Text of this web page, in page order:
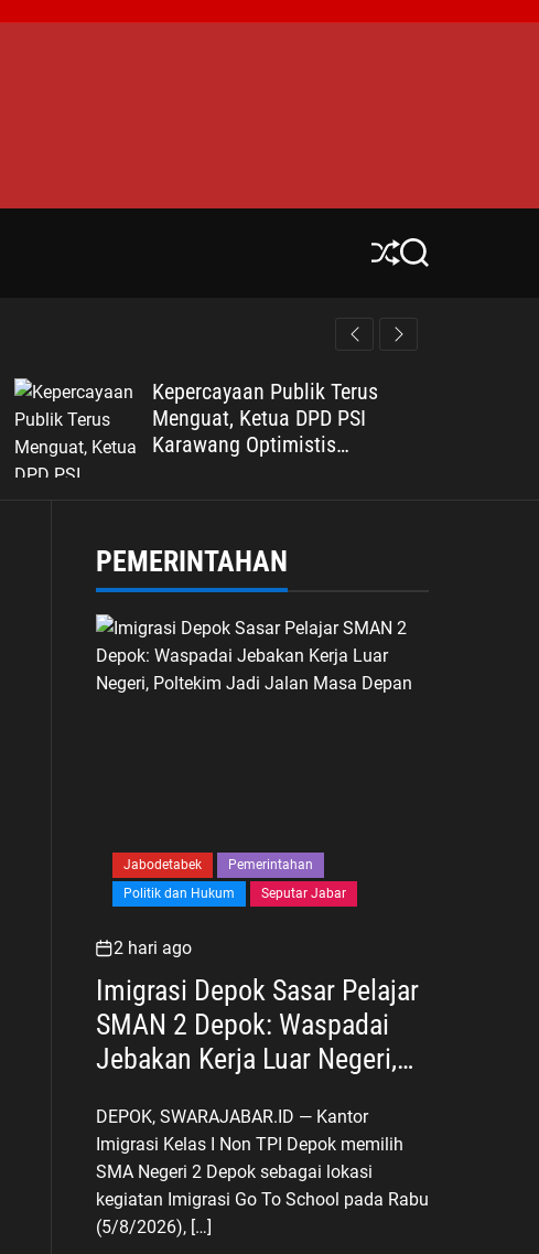
S
S
r
Kepercayaan Publik Terus
Menguat, Ketua DPD PSI
Karawang Optimistis
PEMERINTAHAN
Jabodetabek
Pemerintahan
Politik dan Hukum
Seputar Jabar
2 hari ago
Imigrasi Depok Sasar Pelajar
SMAN 2 Depok: Waspadai
Jebakan Kerja Luar Negeri,
Depan
DEPOK, SWARAJABAR.ID — Kantor
Imigrasi Kelas I Non TPI Depok memilih
SMA Negeri 2 Depok sebagai lokasi
kegiatan Imigrasi Go To School pada Rabu
(5/8/2026), […]